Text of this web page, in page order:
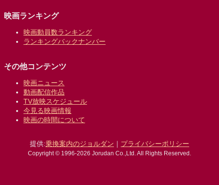
映画ランキング
映画動員数ランキング
ランキングバックナンバー
その他コンテンツ
映画ニュース
動画配信作品
TV放映スケジュール
今見る映画情報
映画の時間について
提供:乗換案内のジョルダン ｜ プライバシーポリシー
Copyright © 1996-2026 Jorudan Co.,Ltd. All Rights Reserved.